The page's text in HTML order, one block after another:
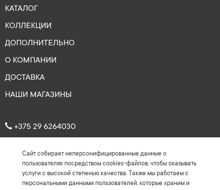
КАТАЛОГ
КОЛЛЕКЦИИ
ДОПОЛНИТЕЛЬНО
О КОМПАНИИ
ДОСТАВКА
НАШИ МАГАЗИНЫ
+375 29 6264030
Рейтинг: 4.7 ★ ★★ ★★
(На основе более 150 отзывов)
Сайт собирает неперсонифицированные данные о
пользователях посредством cookies-файлов, чтобы оказывать
услуги с высокой степенью качества. Также мы работаем с
персональными данными пользователей, которые храним и